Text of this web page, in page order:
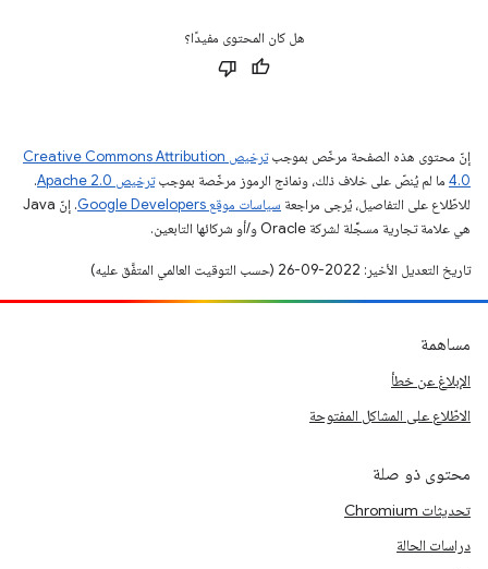
هل كان المحتوى مفيدًا؟
إنّ محتوى هذه الصفحة مرخّص بموجب
ترخيص Creative Commons Attribution
4.0‏ ما لم يُنصّ على خلاف ذلك، ونماذج الرموز مرخّصة بموجبترخيص Apache 2.0‏
.
للاطّلاع على التفاصيل، يُرجى مراجعة سياسات موقع Google Developers‏
. إنّ Java
هي علامة تجارية مسجَّلة لشركة Oracle و/أو شركائها التابعين.
تاريخ التعديل الأخير: 2022-09-26 (حسب التوقيت العالمي المتفَّق عليه)
مساهمة
الإبلاغ عن خطأ
الاطّلاع على المشاكل المفتوحة
محتوى ذو صلة
تحديثات Chromium
دراسات الحالة